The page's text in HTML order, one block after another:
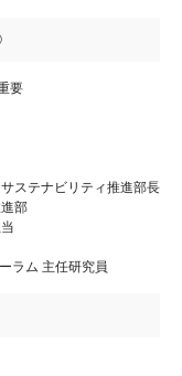
要
ステナビリティ推進部長
部
ラム 主任研究員